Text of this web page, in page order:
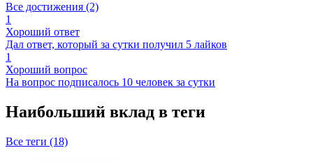
Все достижения (2)
1
Хороший ответ
Дал ответ, который за сутки получил 5 лайков
1
Хороший вопрос
На вопрос подписалось 10 человек за сутки
Наибольший вклад в теги
Все теги (18)